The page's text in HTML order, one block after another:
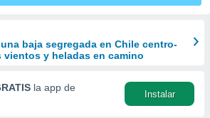
baja segregada en Chile centro-
vientos y heladas en camino
la app de
Instalar